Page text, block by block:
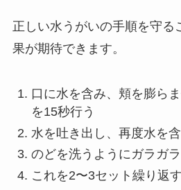
正しい水うがいの手順を守る
果が期待できます。
口に水を含み、頬を膨ら
を15秒行う
水を吐き出し、再度水を
のどを洗うようにガラガ
これを2〜3セット繰り返す